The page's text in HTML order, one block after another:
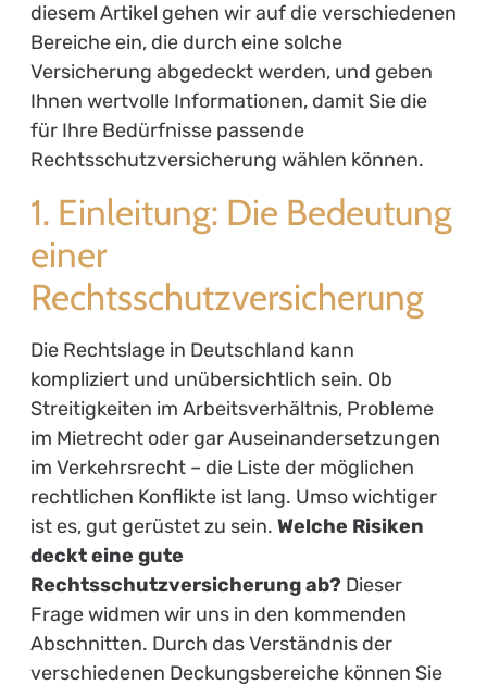
Rechtsschutzversicherungen lassen sich in
verschiedene Kategorien unterteilen:
Privatrechtsschutz:Schutz in persönlichen
Angelegenheiten, wie z.B. Mietstreitigkeiten,
Vermögensfragen.
Berufsrechtsschutz:
Auseinandersetzungen am Arbeitsplatz, z.B.
gegen Kündigungen, Mobbing oder
Verkehrsrechtsschutz: Schutz bei
rechtlichen Problemen im Zusammenhang mit
dem Straßenverkehr, wie etwa Unfällen oder
Bußgeldverfahren.
Familienrechtsschutz:Schutz in familiären
Angelegenheiten, z.B. bei Scheidungen oder
Sorgerechtsstreitigkeiten.
Es ist wichtig, die verschiedenen Arten von
Rechtsschutzversicherungen zu kennen, um
gezielt die Risiken abzudecken, die für Sie
relevant sind.